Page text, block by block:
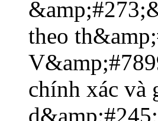
theo
chính xác và